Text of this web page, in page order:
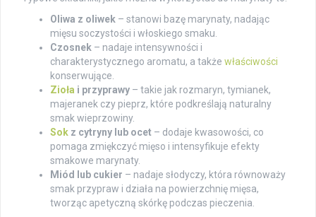
Oliwa z oliwek – stanowi bazę marynaty, nadając
mięsu soczystości i włoskiego smaku.
Czosnek – nadaje intensywności i
charakterystycznego aromatu, a także właściwości
konserwujące.
Zioła i przyprawy – takie jak rozmaryn, tymianek,
majeranek czy pieprz, które podkreślają naturalny
smak wieprzowiny.
Sok z cytryny lub ocet – dodaje kwasowości, co
pomaga zmiękczyć mięso i intensyfikuje efekty
smakowe marynaty.
Miód lub cukier – nadaje słodyczy, która równoważy
smak przypraw i działa na powierzchnię mięsa,
tworząc apetyczną skórkę podczas pieczenia.